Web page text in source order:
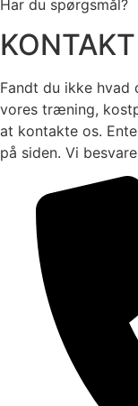
Har du spørgsmål?
Fandt du ikke hvad
vores træning,
at kontakte os.
på siden. Vi